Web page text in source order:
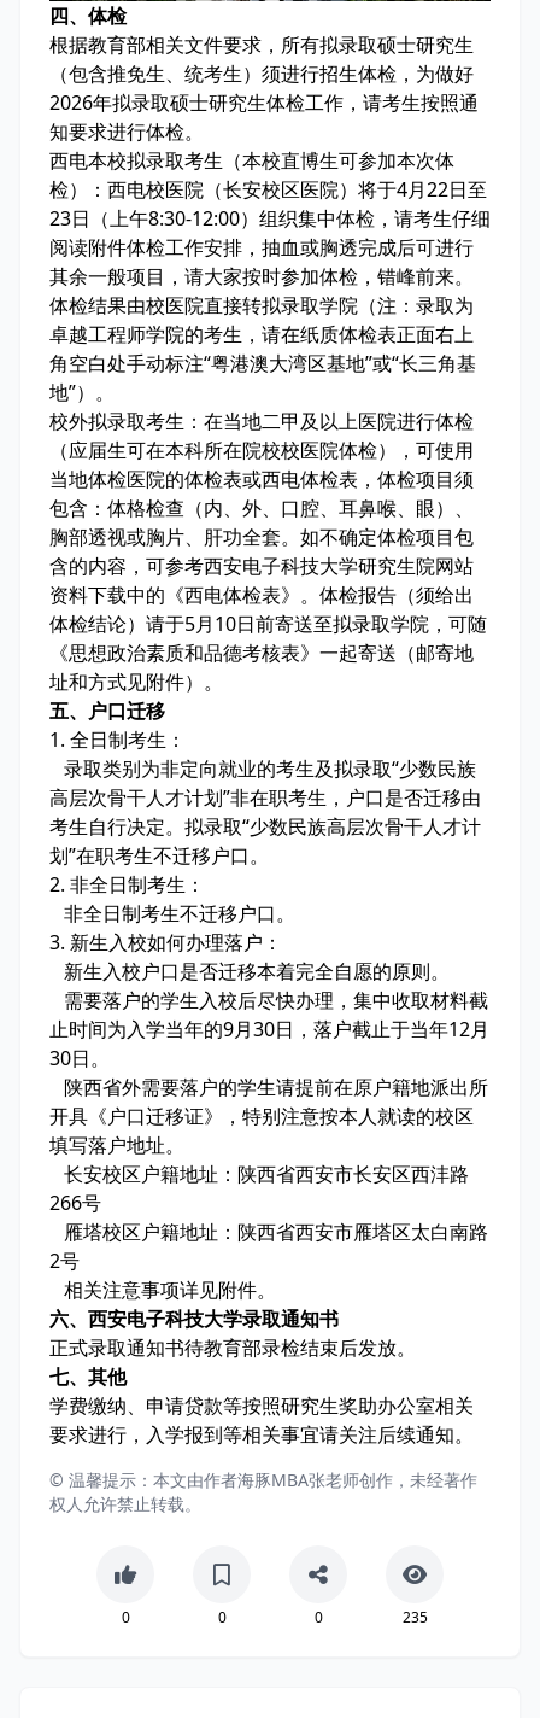
四、体检
根据教育部相关文件要求，所有拟录取硕士研究生
（包含推免生、统考生）须进行招生体检，为做好
2026年拟录取硕士研究生体检工作，请考生按照通
知要求进行体检。
西电本校拟录取考生（本校直博生可参加本次体
检）：西电校医院（长安校区医院）将于4月22日至
23日（上午8:30-12:00）组织集中体检，请考生仔细
阅读附件体检工作安排，抽血或胸透完成后可进行
其余一般项目，请大家按时参加体检，错峰前来。
体检结果由校医院直接转拟录取学院（注：录取为
卓越工程师学院的考生，请在纸质体检表正面右上
角空白处手动标注“粤港澳大湾区基地”或“长三角基
地”）。
校外拟录取考生：在当地二甲及以上医院进行体检
（应届生可在本科所在院校校医院体检），可使用
当地体检医院的体检表或西电体检表，体检项目须
包含：体格检查（内、外、口腔、耳鼻喉、眼）、
胸部透视或胸片、肝功全套。如不确定体检项目包
含的内容，可参考西安电子科技大学研究生院网站
资料下载中的《西电体检表》。体检报告（须给出
体检结论）请于5月10日前寄送至拟录取学院，可随
《思想政治素质和品德考核表》一起寄送（邮寄地
址和方式见附件）。
五、户口迁移
1. 全日制考生：
录取类别为非定向就业的考生及拟录取“少数民族
高层次骨干人才计划”非在职考生，户口是否迁移由
考生自行决定。拟录取“少数民族高层次骨干人才计
划”在职考生不迁移户口。
2. 非全日制考生：
非全日制考生不迁移户口。
3. 新生入校如何办理落户：
新生入校户口是否迁移本着完全自愿的原则。
需要落户的学生入校后尽快办理，集中收取材料截
止时间为入学当年的9月30日，落户截止于当年12月
30日。
陕西省外需要落户的学生请提前在原户籍地派出所
开具《户口迁移证》，特别注意按本人就读的校区
填写落户地址。
长安校区户籍地址：陕西省西安市长安区西沣路
266号
雁塔校区户籍地址：陕西省西安市雁塔区太白南路
2号
相关注意事项详见附件。
六、西安电子科技大学录取通知书
正式录取通知书待教育部录检结束后发放。
七、其他
学费缴纳、申请贷款等按照研究生奖助办公室相关
要求进行，入学报到等相关事宜请关注后续通知。
© 温馨提示：本文由作者海豚MBA张老师创作，未经著作
权人允许禁止转载。
0 0 0 235